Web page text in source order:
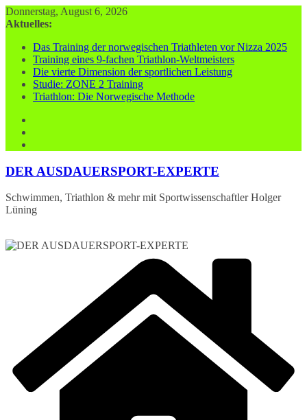
Zum
Inhalt
Donnerstag, August 6, 2026
Aktuelles:
Das Training der norwegischen Triathleten vor Nizza 2025
Training eines 9-fachen Triathlon-Weltmeisters
Die vierte Dimension der sportlichen Leistung
Studie: ZONE 2 Training
Triathlon: Die Norwegische Methode
DER AUSDAUERSPORT-EXPERTE
Schwimmen, Triathlon & mehr mit Sportwissenschaftler Holger
Lüning